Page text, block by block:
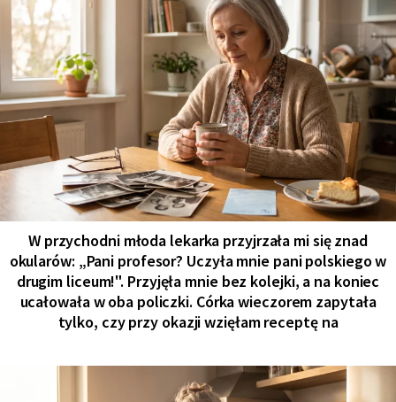
W przychodni młoda lekarka przyjrzała mi się znad
okularów: „Pani profesor? Uczyła mnie pani polskiego w
drugim liceum!". Przyjęła mnie bez kolejki, a na koniec
ucałowała w oba policzki. Córka wieczorem zapytała
tylko, czy przy okazji wzięłam receptę na